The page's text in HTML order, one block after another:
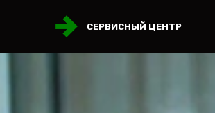
СЕРВИСНЫЙ ЦЕНТР